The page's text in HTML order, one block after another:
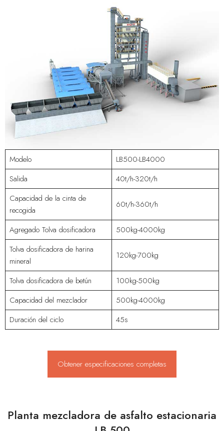
Modelo
LB500-LB4000
Salida
40t/h-320t/h
Capacidad de la cinta de
recogida
60t/h-360t/h
Agregado Tolva dosificadora
500kg-4000kg
Tolva dosificadora de harina
mineral
120kg-700kg
Tolva dosificadora de betún
100kg-500kg
Capacidad del mezclador
500kg-4000kg
Duración del ciclo
45s
Obtener especificaciones completas
Planta mezcladora de asfalto estacionaria